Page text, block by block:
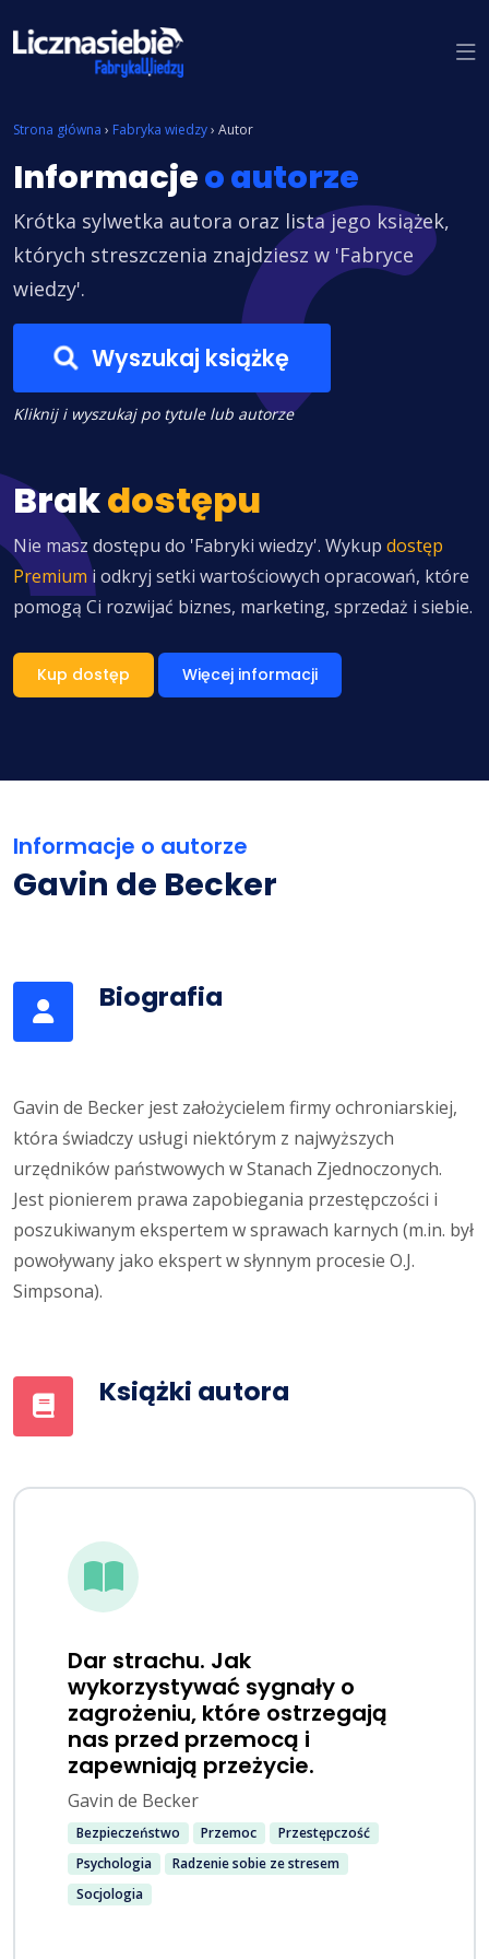
Strona główna › Fabryka wiedzy› Autor
Informacjeo autorze
Krótka sylwetka autora oraz lista jego książek,
których streszczenia znajdziesz w 'Fabryce
wiedzy'.
Wyszukaj książkę
Kliknij i wyszukaj po tytule lub autorze
Brakdostępu
Nie masz dostępu do 'Fabryki wiedzy'. Wykup dostęp
Premium i odkryj setki wartościowych opracowań, które
pomogą Ci rozwijać biznes, marketing, sprzedaż i siebie.
Kup dostęp Więcej informacji
Informacje o autorze
Gavin de Becker
Biografia
Gavin de Becker jest założycielem firmy ochroniarskiej,
która świadczy usługi niektórym z najwyższych
urzędników państwowych w Stanach Zjednoczonych.
Jest pionierem prawa zapobiegania przestępczości i
poszukiwanym ekspertem w sprawach karnych (m.in. był
powoływany jako ekspert w słynnym procesie O.J.
Simpsona).
Książki autora
Dar strachu. Jak
wykorzystywać sygnały o
zagrożeniu, które ostrzegają
nas przed przemocą i
zapewniają przeżycie.
Gavin de Becker
Bezpieczeństwo Przemoc
Przestępczość
Psychologia
Radzenie sobie ze stresem
Socjologia
Znajdź książkę